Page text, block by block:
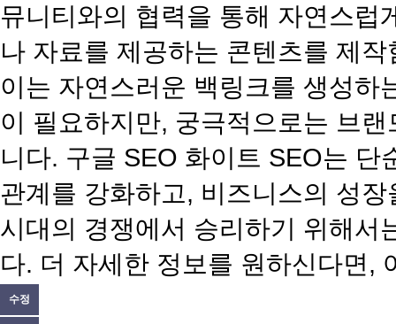
뮤니티와의 협력을 통해 자연스럽
나 자료를 제공하는 콘텐츠를 제
이는 자연스러운 백링크를 생성하
이 필요하지만, 궁극적으로는 브
니다. 구글 SEO 화이트 SEO는
관계를 강화하고, 비즈니스의 성
시대의 경쟁에서 승리하기 위해서
다. 더 자세한 정보를 원하신다면,
수정